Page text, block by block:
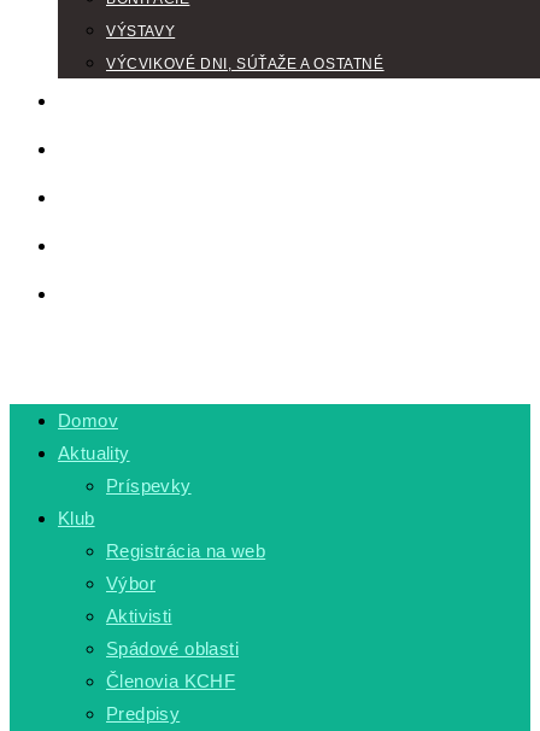
VÝSTAVY
VÝCVIKOVÉ DNI, SÚŤAŽE A OSTATNÉ
Domov
Aktuality
Príspevky
Klub
Registrácia na web
Výbor
Aktivisti
Spádové oblasti
Členovia KCHF
Predpisy